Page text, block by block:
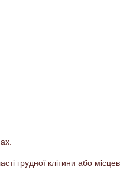
грудної клітини або